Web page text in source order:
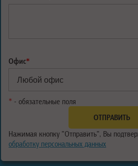
Офис*
* - обязательные поля
Нажимая кнопку "Отправить", Вы
обработку персональных данных